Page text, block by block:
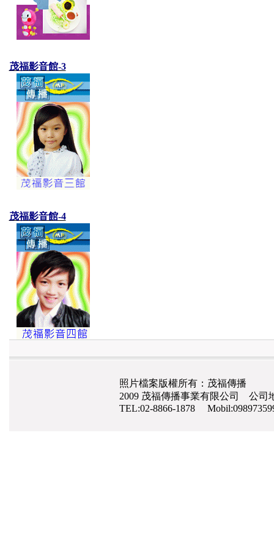
茂福影音館-3
茂福影音館-4
照片檔案版權所有：茂福傳播
2009 茂福傳播事業有限公司 公司
TEL:02-8866-1878